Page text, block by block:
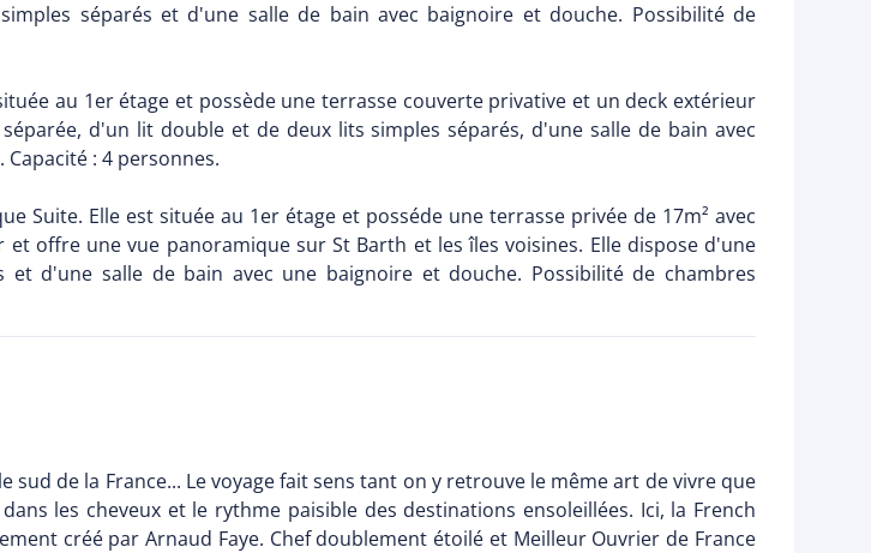
séparés et d'une salle de bain avec baignoire et douche. Possibilité de
au 1er étage et possède une terrasse couverte privative et un deck extérieur
d'un lit double et de deux lits simples séparés, d'une salle de bain avec
: 4 personnes.
Suite. Elle est située au 1er étage et posséde une terrasse privée de 17m² avec
offre une vue panoramique sur St Barth et les îles voisines. Elle dispose d'une
d'une salle de bain avec une baignoire et douche. Possibilité de chambres
sud de la France... Le voyage fait sens tant on y retrouve le même art de vivre que
les cheveux et le rythme paisible des destinations ensoleillées. Ici, la French
créé par Arnaud Faye. Chef doublement étoilé et Meilleur Ouvrier de France